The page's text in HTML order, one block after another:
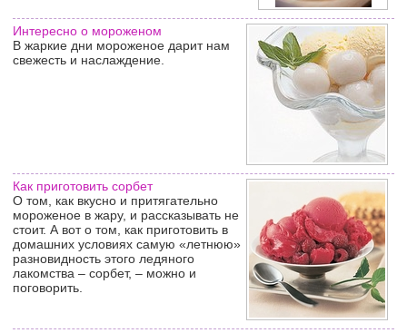
Интересно о мороженом
В жаркие дни мороженое дарит нам
свежесть и наслаждение.
Как приготовить сорбет
О том, как вкусно и притягательно
мороженое в жару, и рассказывать не
стоит. А вот о том, как приготовить в
домашних условиях самую «летнюю»
разновидность этого ледяного
лакомства – сорбет, – можно и
поговорить.